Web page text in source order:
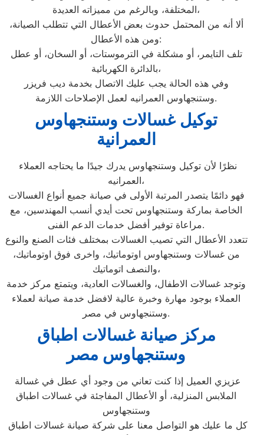
المختلفة، وبالرغم من مميزاته العديدة،
ألا أنه من المحتمل حدوث بعض الأعطال التي تتطلب الصيانة،
ومن هذه الأعطال:
تلف التايمر، أو مشكلة في الترموستات، أو السخان، أو عطل
بالدائرة الكهربائية،
وفي هذه الحالة يجب عليك الاتصال بخدمة ديب فريزر
وستنجهاوس العمرانيه لعمل الإصلاحات اللازمة.
توكيل غسالات وستنجهاوس
العمرانية
العمرانيه،
فهو دائمًا يتصدر المرتبة الأولى في صيانة جميع أنواع الغسالات
الخاصة بماركة وستنجهاوس تحت أيدي أنسب المهندسين، مع
مراعاة توفير أفضل خدمات الدعم الفنى.
تتعدد الأعطال التي تصيب الغسالات بمختلف فئات الصنع والنوع
من غسالات وستنجهاوس اوتوماتيك، واخرى فوق اوتوماتيك،
والنصف اتوماتيك،
وتوجد غسالات الاطفال، والغسالات العادية، ويتمتع مركز خدمة
العملاء بوجود مهارة وخبرة عالية لافضل خدمة صيانة لعملاء
وستنجهاوس في مصر.
مركز صيانة غسالات اطباق
وستنجهاوس مصر
الملابس المنزلية، أو الأعطال المفاجئة في غسالات اطباق
وستنجهاوس